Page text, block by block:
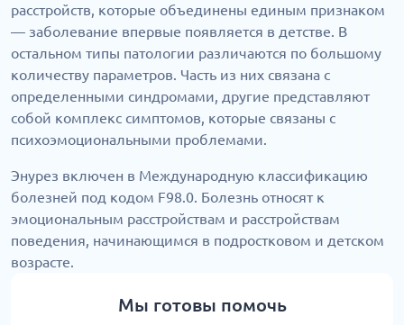
расстройств, которые объединены единым признаком
— заболевание впервые появляется в детстве. В
остальном типы патологии различаются по большому
количеству параметров. Часть из них связана с
определенными синдромами, другие представляют
собой комплекс симптомов, которые связаны с
психоэмоциональными проблемами.
Энурез включен в Международную классификацию
болезней под кодом F98.0. Болезнь относят к
эмоциональным расстройствам и расстройствам
поведения, начинающимся в подростковом и детском
возрасте.
Мы готовы помочь